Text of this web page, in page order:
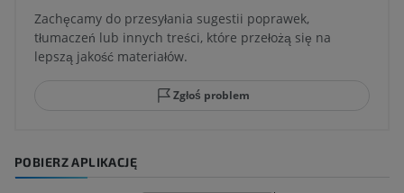
Zachęcamy do przesyłania sugestii poprawek,
tłumaczeń lub innych treści, które przełożą się na
lepszą jakość materiałów.
Zgłoś problem
POBIERZ APLIKACJĘ